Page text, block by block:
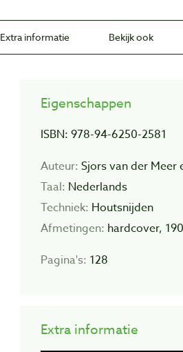
Extra informatie Bekijk ook
Eigenschappen
ISBN: 978-94-6250-2581
Auteur: Sjors van der Meer
Taal: Nederlands
Techniek: Houtsnijden
Afmetingen: hardcover,
Pagina's: 128
Extra informatie